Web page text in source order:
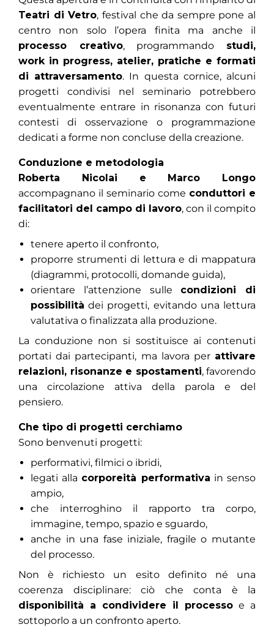
Teatri di Vetro, festival che da sempre pone al
centro non solo l’opera finita ma anche il
processo creativo, programmando studi,
work in progress, atelier, pratiche e formati
di attraversamento. In questa cornice, alcuni
progetti condivisi nel seminario potrebbero
eventualmente entrare in risonanza con futuri
contesti di osservazione o programmazione
dedicati a forme non concluse della creazione.
Conduzione e metodologia
Roberta Nicolai e Marco Longo
accompagnano il seminario come conduttori e
facilitatori del campo di lavoro, con il compito
di:
tenere aperto il confronto,
proporre strumenti di lettura e di mappatura
(diagrammi, protocolli, domande guida),
orientare l’attenzione sulle condizioni di
possibilità dei progetti, evitando una lettura
valutativa o finalizzata alla produzione.
La conduzione non si sostituisce ai contenuti
portati dai partecipanti, ma lavora per attivare
relazioni, risonanze e spostamenti, favorendo
una circolazione attiva della parola e del
pensiero.
Che tipo di progetti cerchiamo
Sono benvenuti progetti:
performativi, filmici o ibridi,
legati alla corporeità performativa in senso
ampio,
che interroghino il rapporto tra corpo,
immagine, tempo, spazio e sguardo,
anche in una fase iniziale, fragile o mutante
del processo.
Non è richiesto un esito definito né una
coerenza disciplinare: ciò che conta è la
disponibilità a condividere il processo e a
sottoporlo a un confronto aperto.